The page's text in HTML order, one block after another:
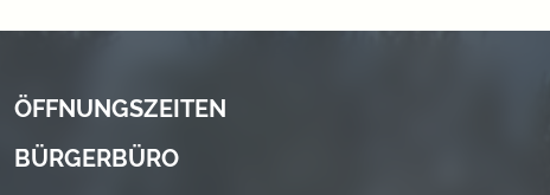
ÖFFNUNGSZEITEN
BÜRGERBÜRO